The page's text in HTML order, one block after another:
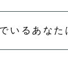
いるあな